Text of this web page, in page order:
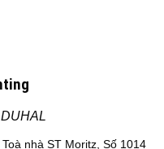
nhà ST Moritz, Số 1014